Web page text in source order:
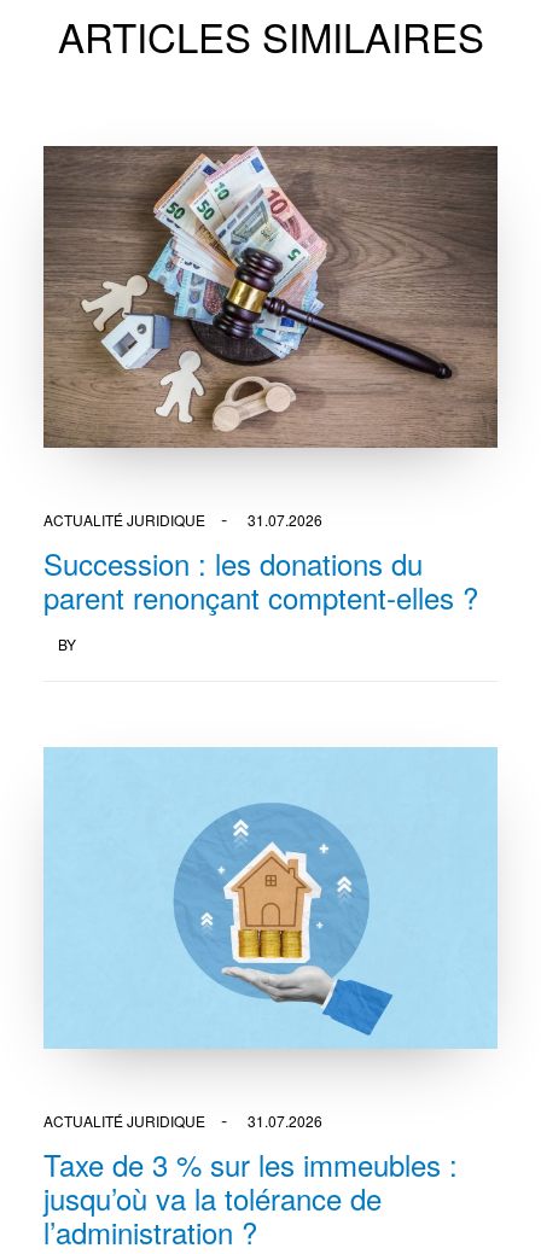
ARTICLES SIMILAIRES
ACTUALITÉ JURIDIQUE 31.07.2026
Succession : les donations du
parent renonçant comptent-elles ?
BY
ACTUALITÉ JURIDIQUE 31.07.2026
Taxe de 3 % sur les immeubles :
jusqu’où va la tolérance de
l’administration ?